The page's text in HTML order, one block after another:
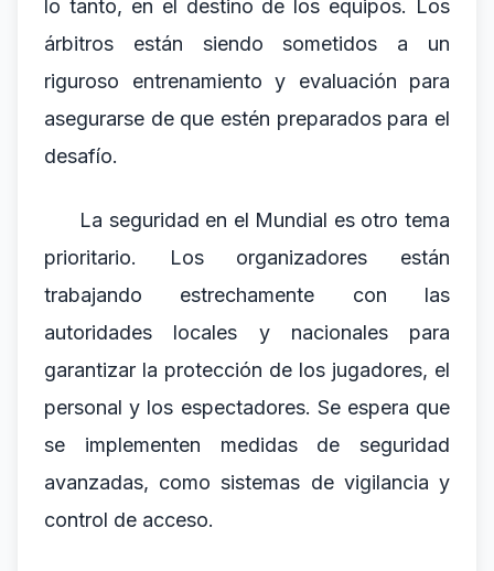
lo tanto, en el destino de los equipos. Los
árbitros están siendo sometidos a un
riguroso entrenamiento y evaluación para
asegurarse de que estén preparados para el
desafío.
La seguridad en el Mundial es otro tema
prioritario. Los organizadores están
trabajando estrechamente con las
autoridades locales y nacionales para
garantizar la protección de los jugadores, el
personal y los espectadores. Se espera que
se implementen medidas de seguridad
avanzadas, como sistemas de vigilancia y
control de acceso.